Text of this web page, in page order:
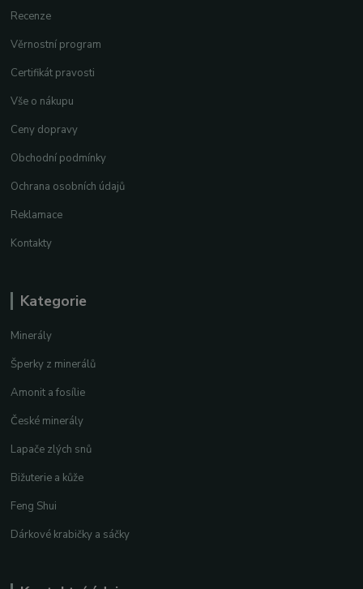
Recenze
Věrnostní program
Certifikát pravosti
Vše o nákupu
Ceny dopravy
Obchodní podmínky
Ochrana osobních údajů
Reklamace
Kontakty
Kategorie
Minerály
Šperky z minerálů
Amonit a fosílie
České minerály
Lapače zlých snů
Bižuterie a kůže
Feng Shui
Dárkové krabičky a sáčky